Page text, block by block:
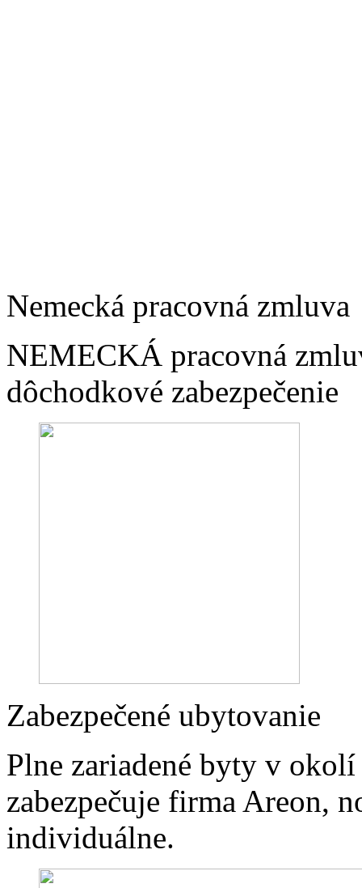
Nemecká pracovná zmluva
NEMECKÁ pracovná
dôchodkové zabezpečenie
Zabezpečené ubytovanie
Plne zariadené byty v
zabezpečuje firma Areon,
individuálne.